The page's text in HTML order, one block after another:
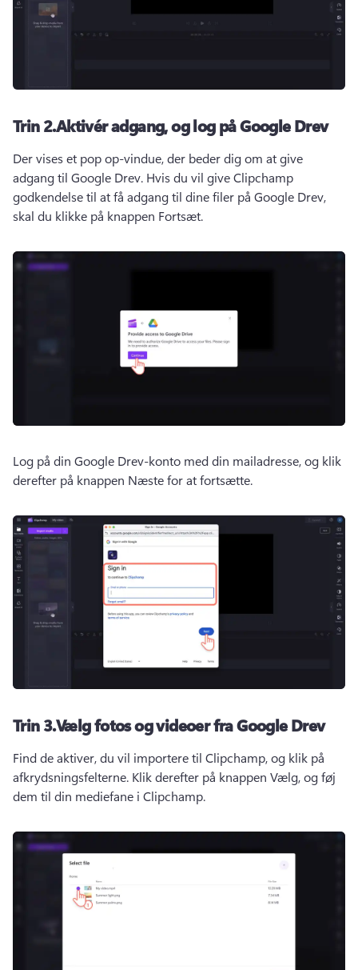
Trin 2.Aktivér adgang, og log på Google Drev
Der vises et pop op-vindue, der beder dig om at give
adgang til Google Drev. Hvis du vil give Clipchamp
godkendelse til at få adgang til dine filer på Google Drev,
skal du klikke på knappen Fortsæt.
Log på din Google Drev-konto med din mailadresse, og klik
derefter på knappen Næste for at fortsætte.
Trin 3.Vælg fotos og videoer fra Google Drev
Find de aktiver, du vil importere til Clipchamp, og klik på
afkrydsningsfelterne. Klik derefter på knappen Vælg, og føj
dem til din mediefane i Clipchamp.